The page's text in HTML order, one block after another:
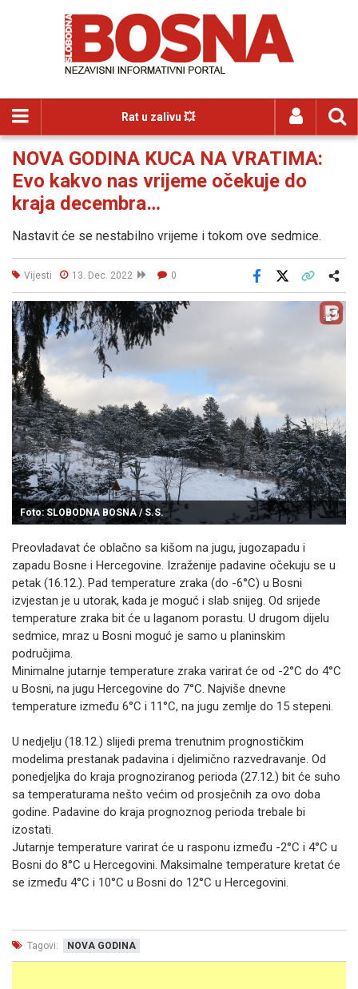
Rat u zalivu 💥
NOVA GODINA KUCA NA VRATIMA:
Evo kakvo nas vrijeme očekuje do
kraja decembra…
Nastavit će se nestabilno vrijeme i tokom ove sedmice.
Vijesti 13. Dec. 2022 0
Facebook
Foto: SLOBODNA BOSNA / S.S.
Preovladavat će oblačno sa kišom na jugu, jugozapadu i
zapadu Bosne i Hercegovine. Izraženije padavine očekuju se u
petak (16.12.). Pad temperature zraka (do -6°C) u Bosni
izvjestan je u utorak, kada je moguć i slab snijeg. Od srijede
temperature zraka bit će u laganom porastu. U drugom dijelu
sedmice, mraz u Bosni moguć je samo u planinskim
područjima.
Minimalne jutarnje temperature zraka varirat će od -2°C do 4°C
u Bosni, na jugu Hercegovine do 7°C. Najviše dnevne
temperature između 6°C i 11°C, na jugu zemlje do 15 stepeni.
U nedjelju (18.12.) slijedi prema trenutnim prognostičkim
modelima prestanak padavina i djelimično razvedravanje. Od
ponedjeljka do kraja prognoziranog perioda (27.12.) bit će suho
sa temperaturama nešto većim od prosječnih za ovo doba
godine. Padavine do kraja prognoznog perioda trebale bi
izostati.
Jutarnje temperature varirat će u rasponu između -2°C i 4°C u
Bosni do 8°C u Hercegovini. Maksimalne temperature kretat će
se između 4°C i 10°C u Bosni do 12°C u Hercegovini.
Tagovi: NOVA GODINA